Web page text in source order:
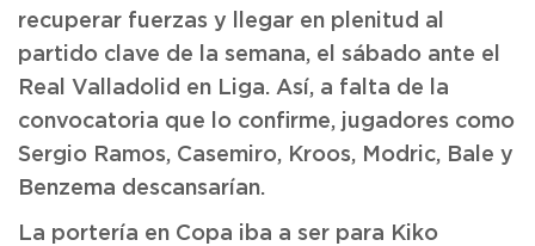
recuperar fuerzas y llegar en plenitud al
partido clave de la semana, el sábado ante el
Real Valladolid en Liga. Así, a falta de la
convocatoria que lo confirme, jugadores como
Sergio Ramos, Casemiro, Kroos, Modric, Bale y
Benzema descansarían.
La portería en Copa iba a ser para Kiko